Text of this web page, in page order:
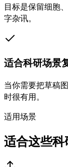
目标是保留细胞
字杂讯。
适合科研场景
当你需要把草稿
时很有用。
适用场景
适合这些